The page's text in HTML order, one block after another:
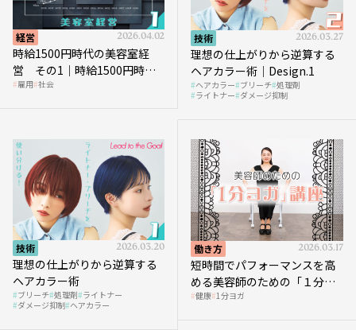
経営 2026.04.02
時給1500円時代の美容室経
営 その1｜時給1500円時代
へ向かう社会的背景
雇用 社会
技術 2026.03.27
理想の仕上がりから逆算する
ヘアカラー術｜Design.1
ヘアカラー ブリーチ 処理剤
ライトナー ダメージ抑制
技術 2026.03.20
理想の仕上がりから逆算する
ヘアカラー術
ブリーチ 処理剤 ライトナー
ダメージ抑制 ヘアカラー
働き方 2026.03.17
短時間でパフォーマンスを高
める美容師のための「１分ヨ
ガ」講座｜実践編
健康 1分ヨガ